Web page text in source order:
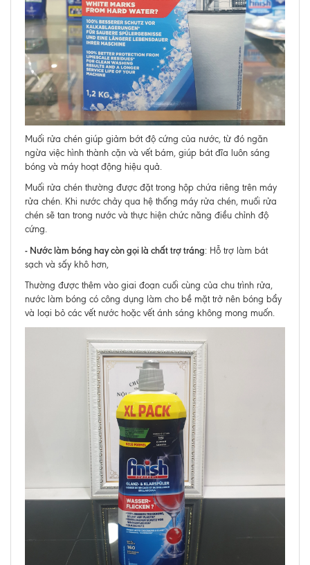
Muối rửa chén giúp giảm bớt độ cứng của nước, từ đó ngăn
ngừa việc hình thành cặn và vết bám, giúp bát đĩa luôn sáng
bóng và máy hoạt động hiệu quả.
Muối rửa chén thường được đặt trong hộp chứa riêng trên máy
rửa chén. Khi nước chảy qua hệ thống máy rửa chén, muối rửa
chén sẽ tan trong nước và thực hiện chức năng điều chỉnh độ
cứng.
- Nước làm bóng hay còn gọi là chất trợ tráng: Hỗ trợ làm bát
sạch và sấy khô hơn,
Thường được thêm vào giai đoạn cuối cùng của chu trình rửa,
nước làm bóng có công dụng làm cho bề mặt trở nên bóng bẩy
và loại bỏ các vết nước hoặc vết ánh sáng không mong muốn.